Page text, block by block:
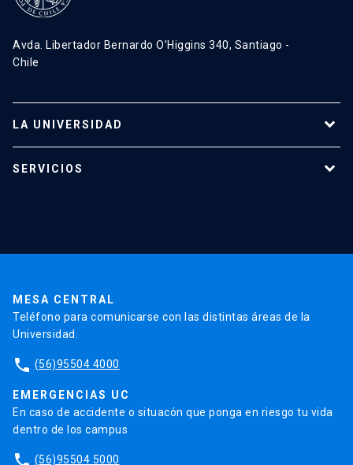
Avda. Libertador Bernardo O’Higgins 340, Santiago -
Chile
LA UNIVERSIDAD
SERVICIOS
MESA CENTRAL
Teléfono para comunicarse con las distintas áreas de la
Universidad.
phone (56)95504 4000
EMERGENCIAS UC
En caso de accidente o situacón que ponga en riesgo tu vida
dentro de los campus
phone (56)95504 5000